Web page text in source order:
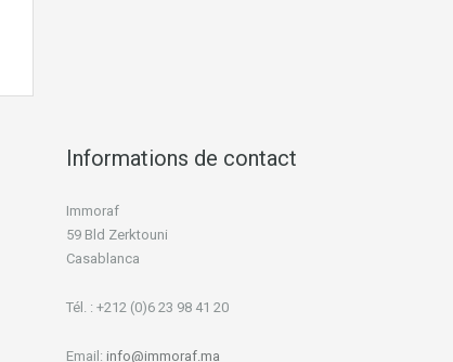
Informations de contact
Immoraf
59 Bld Zerktouni
Casablanca
Tél. : +212 (0)6 23 98 41 20
Email: info@immoraf.ma